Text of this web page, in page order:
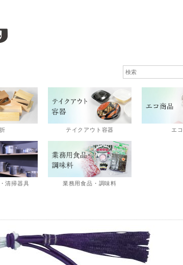
テイクアウト容器 エ
清掃器具 業務用食品・調味料